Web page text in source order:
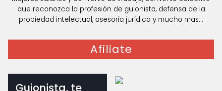
que reconozca la profesión de guionista, defensa de la
propiedad intelectual, asesoría jurídica y mucho mas...
Afiliate
Guionista, te